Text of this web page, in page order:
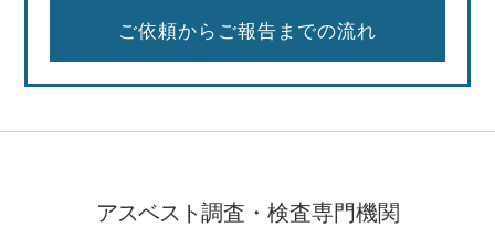
ご依頼からご報告までの流れ
アスベスト調査・検査専門機関